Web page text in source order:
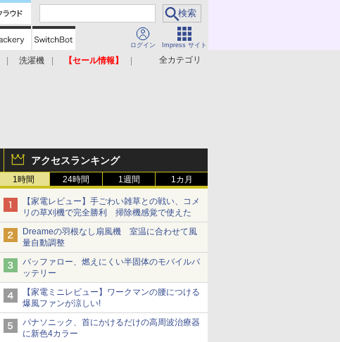
ログイン Impress サイト
全カテゴリ
洗濯機
【セール情報】
アクセスランキング
1時間 24時間 1週間 1カ月
【家電レビュー】手ごわい雑草との戦い、コメ
リの草刈機で完全勝利 掃除機感覚で使えた
Dreameの羽根なし扇風機 室温に合わせて風
量自動調整
バッファロー、燃えにくい半固体のモバイルバ
ッテリー
【家電ミニレビュー】ワークマンの腰につける
爆風ファンが涼しい!
パナソニック、首にかけるだけの高周波治療器
に新色4カラー